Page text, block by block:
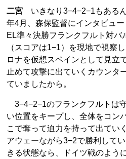
二宮 いきなり3−4−2−1もある
年4月、森保監督にインタビュ
EL準々決勝フランクフルト対バ
（スコアは1−1）を現地で視察
ロナを仮想スペインとして見立
止めて攻撃に出ていくカウンタ
ていましたから。
3−4−2−1のフランクフルトは
い位置をキープし、全体をコン
こで奪って迫力を持って出てい
アウェーながら3−2で勝利して
きる状態なら、ドイツ戦のよう